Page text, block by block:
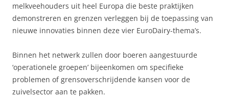
melkveehouders uit heel Europa die beste praktijken
demonstreren en grenzen verleggen bij de toepassing van
nieuwe innovaties binnen deze vier EuroDairy-thema’s.
Binnen het netwerk zullen door boeren aangestuurde
‘operationele groepen’ bijeenkomen om specifieke
problemen of grensoverschrijdende kansen voor de
zuivelsector aan te pakken.